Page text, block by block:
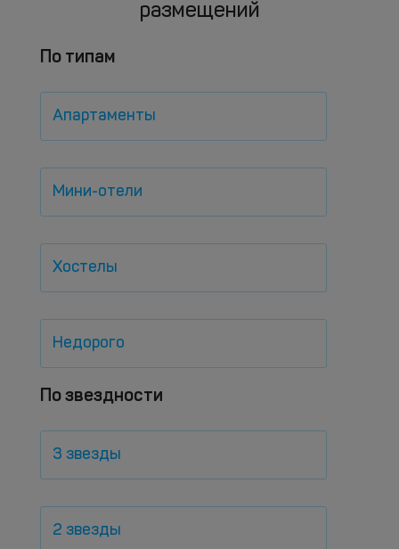
размещений
По типам
Апартаменты
Мини-отели
Хостелы
Недорого
По звездности
3 звезды
2 звезды